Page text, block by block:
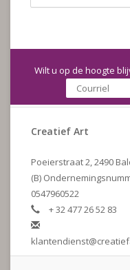
Wilt u op de hoogte
Creatief Art
Poeierstraat 2, 2490
(B)
0547960522
+ 32 477 26 52 83